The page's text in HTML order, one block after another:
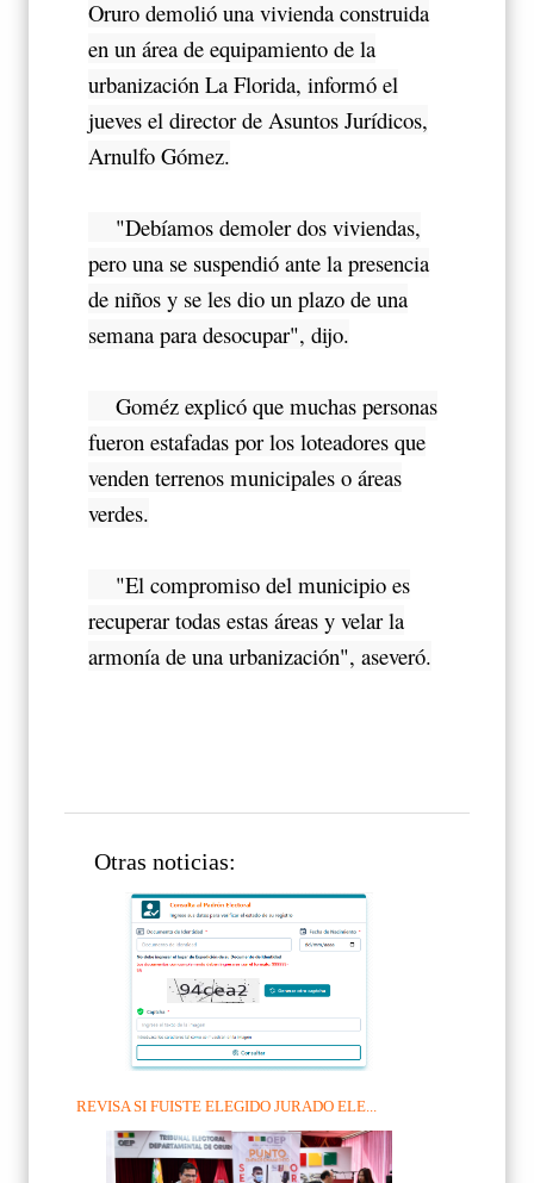
Oruro demolió una vivienda construida
en un área de equipamiento de la
urbanización La Florida, informó el
jueves el director de Asuntos Jurídicos,
Arnulfo Gómez.
"Debíamos demoler dos viviendas,
pero una se suspendió ante la presencia
de niños y se les dio un plazo de una
semana para desocupar", dijo.
Goméz explicó que muchas personas
fueron estafadas por los loteadores que
venden terrenos municipales o áreas
verdes.
"El compromiso del municipio es
recuperar todas estas áreas y velar la
armonía de una urbanización", aseveró.
Otras noticias:
REVISA SI FUISTE ELEGIDO JURADO ELE...